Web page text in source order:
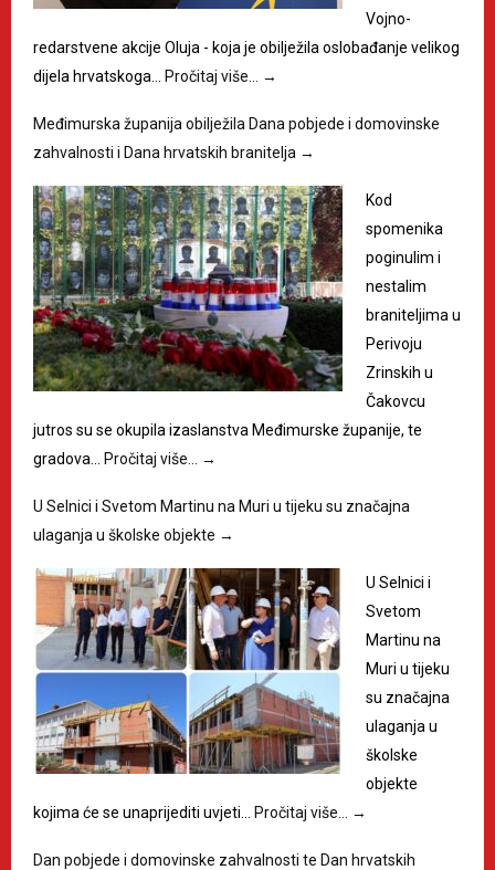
Vojno-
redarstvene akcije Oluja - koja je obilježila oslobađanje velikog
dijela hrvatskoga…
Pročitaj više… →
Međimurska županija obilježila Dana pobjede i domovinske
zahvalnosti i Dana hrvatskih branitelja →
Kod
spomenika
poginulim i
nestalim
braniteljima u
Perivoju
Zrinskih u
Čakovcu
jutros su se okupila izaslanstva Međimurske županije, te
gradova…
Pročitaj više… →
U Selnici i Svetom Martinu na Muri u tijeku su značajna
ulaganja u školske objekte →
U Selnici i
Svetom
Martinu na
Muri u tijeku
su značajna
ulaganja u
školske
objekte
kojima će se unaprijediti uvjeti…
Pročitaj više… →
Dan pobjede i domovinske zahvalnosti te Dan hrvatskih